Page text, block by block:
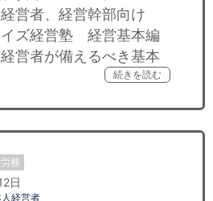
営者、経営幹部向け
ズ経営塾 経営基本編
経営者が備えるべき基本
続きを読む
務
日
人経営者